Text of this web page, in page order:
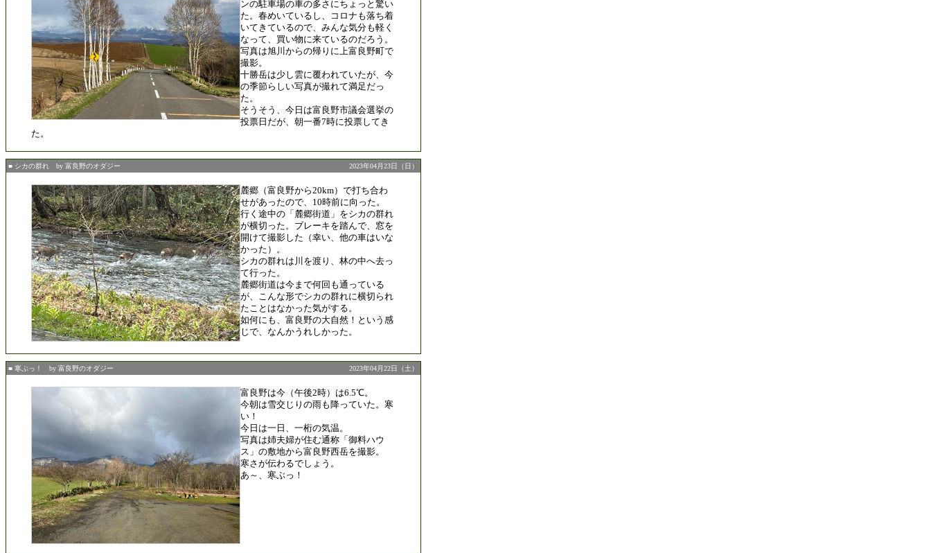
ンの駐車場の車の多さにちょっと驚い
た。春めいているし、コロナも落ち着
いてきているので、みんな気分も軽く
なって、買い物に来ているのだろう。
写真は旭川からの帰りに上富良野町で
撮影。
十勝岳は少し雲に覆われていたが、今
の季節らしい写真が撮れて満足だっ
た。
そうそう、今日は富良野市議会選挙の
投票日だが、朝一番7時に投票してき
た。
■ シカの群れ by 富良野のオダジー 2023年04月23日（日）
麓郷（富良野から20km）で打ち合わ
せがあったので、10時前に向った。
行く途中の「麓郷街道」をシカの群れ
が横切った。ブレーキを踏んで、窓を
開けて撮影した（幸い、他の車はいな
かった）。
シカの群れは川を渡り、林の中へ去っ
て行った。
麓郷街道は今まで何回も通っている
が、こんな形でシカの群れに横切られ
たことはなかった気がする。
如何にも、富良野の大自然！という感
じで、なんかうれしかった。
■ 寒ぶっ！ by 富良野のオダジー 2023年04月22日（土）
富良野は今（午後2時）は6.5℃。
今朝は雪交じりの雨も降っていた。寒
い！
今日は一日、一桁の気温。
写真は姉夫婦が住む通称「御料ハウ
ス」の敷地から富良野西岳を撮影。
寒さが伝わるでしょう。
あ～、寒ぶっ！